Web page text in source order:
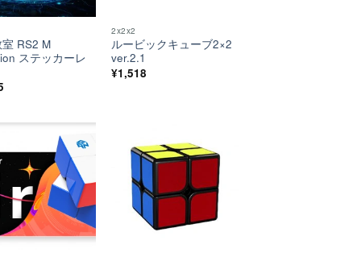
RS2 M
ステッカーレ
2x2x2
ルービックキューブ2×2
ver.2.1
¥1,518
ほし
い！
ほし
い！